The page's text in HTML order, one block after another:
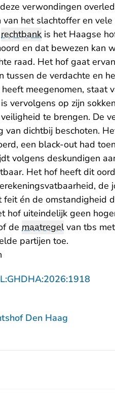
verwondingen
het slachtoffer en
rechtbank is het Haagse
en dat bewezen kan
raad. Het hof gaat
tussen de verdachte en
meegenomen, staat
vervolgens op zijn
te brengen. De
van dichtbij beschoten.
een black-out had
volgens deskundigen
Het hof heeft dit
feit én de omstandigheid
hof uiteindelijk geen
de maatregelvan tbs
partijen toe.
Den Haag